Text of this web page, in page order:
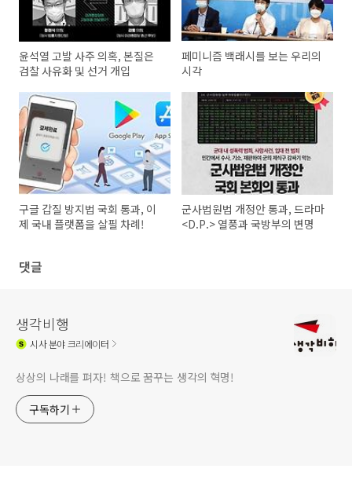
윤석열 고발 사주 의혹, 본질은
검찰 사유화 및 선거 개입
페미니즘 백래시를 보는 우리의
시각
구글 갑질 방지법 국회 통과, 이
제 국내 플랫폼을 살필 차례!
군사법원법 개정안 통과, 드라마
<D.P.> 열풍과 국방부의 변명
댓글
생각비행
시사분야 크리에이터
상상의 나래를 펴자! 책으로 꿈꾸는 생각의 혁명!
구독하기